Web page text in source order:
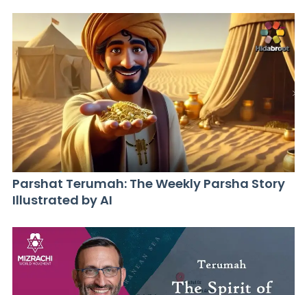
Parshat Terumah: The Weekly Parsha Story
Illustrated by AI